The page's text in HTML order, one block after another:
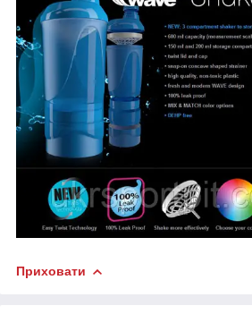
Приховати